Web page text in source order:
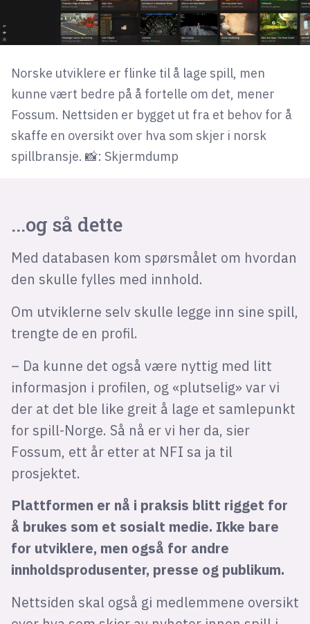
Norske utviklere er flinke til å lage spill, men
kunne vært bedre på å fortelle om det, mener
Fossum. Nettsiden er bygget ut fra et behov for å
skaffe en oversikt over hva som skjer i norsk
spillbransje. 📸: Skjermdump
...og så dette
Med databasen kom spørsmålet om hvordan
den skulle fylles med innhold.
Om utviklerne selv skulle legge inn sine spill,
trengte de en profil.
– Da kunne det også være nyttig med litt
informasjon i profilen, og «plutselig» var vi
der at det ble like greit å lage et samlepunkt
for spill-Norge. Så nå er vi her da, sier
Fossum, ett år etter at NFI sa ja til
prosjektet.
Plattformen er nå i praksis blitt rigget for
å brukes som et sosialt medie. Ikke bare
for utviklere, men også for andre
innholdsprodusenter, presse og publikum.
Nettsiden skal også gi medlemmene oversikt